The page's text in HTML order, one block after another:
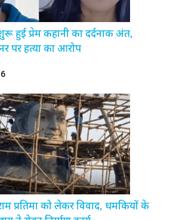
हुई प्रेम कहानी का दर्दनाक अंत,
पर हत्या का आरोप
प्रतिमा को लेकर विवाद, धमकियों के